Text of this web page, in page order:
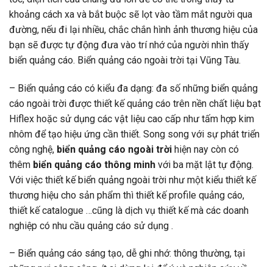
khoảng cách xa và bắt buộc sẽ lọt vào tầm mắt người qua
đường, nếu đi lại nhiều, chắc chắn hình ảnh thương hiệu của
bạn sẽ được tự động đưa vào trí nhớ của người nhìn thấy
biển quảng cáo. Biển quảng cáo ngoài trời tại Vũng Tàu.
– Biển quảng cáo có kiểu đa dạng: đa số những biển quảng
cáo ngoài trời được thiết kế quảng cáo trên nền chất liệu bạt
Hiflex hoặc sử dụng các vật liệu cao cấp như tấm hợp kim
nhôm để tạo hiệu ứng cần thiết. Song song với sự phát triển
công nghệ, biển quảng cáo ngoài trời hiện nay còn có
thêm biển quảng cáo thông minh với ba mặt lật tự động.
Với việc thiết kế biển quảng ngoài trời như một kiểu thiết kế
thương hiệu cho sản phẩm thì thiết kế profile quảng cáo,
thiết kế catalogue …cũng là dịch vụ thiết kế mà các doanh
nghiệp có nhu cầu quảng cáo sử dụng .
– Biển quảng cáo sáng tạo, dễ ghi nhớ: thông thường, tại